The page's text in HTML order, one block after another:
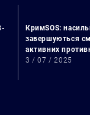
КримSOS:
завершуються
активних
3 / 07 / 2025